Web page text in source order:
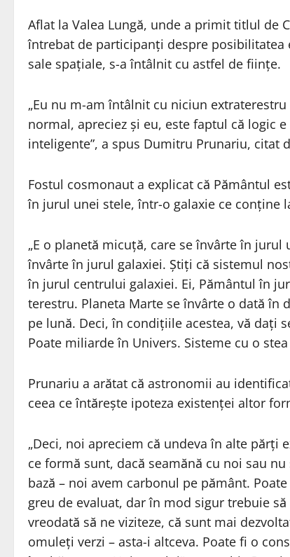
Aflat la Valea Lungă, unde a primit titlul de
întrebat de participanţi despre
sale spaţiale, s-a întâlnit cu astfel de fiinţe.
„Eu nu m-am întâlnit cu niciun
normal, apreciez şi eu, este faptul că logic
inteligente”, a spus Dumitru Prunariu, citat
Fostul cosmonaut a explicat că Pământul
în jurul unei stele, într-o galaxie ce conţine
„E o planetă micuţă, care se învârte în
învârte în jurul galaxiei. Ştiţi că sistemul
în jurul centrului galaxiei. Ei, Pământul în
terestru. Planeta Marte se învârte o dată
pe lună. Deci, în condiţiile acestea, vă daţi
Poate miliarde în Univers. Sisteme cu o
Prunariu a arătat că astronomii au
ceea ce întăreşte ipoteza existenţei altor
„Deci, noi apreciem că undeva în alte
ce formă sunt, dacă seamănă cu noi sau
bază – noi avem carbonul pe pământ.
greu de evaluat, dar în mod sigur trebuie
vreodată să ne viziteze, că sunt mai
omuleţi verzi – asta-i altceva. Poate fi o